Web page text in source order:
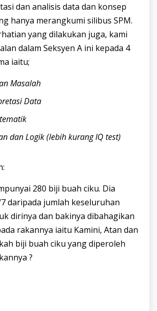
dan analisis data dan konsep
hanya merangkumi silibus SPM.
yang dilakukan juga, kami
dalam Seksyen A ini kepada 4
iaitu;
Masalah
Data
dan Logik (lebih kurang IQ test)
280 biji buah ciku. Dia
daripada jumlah keseluruhan
dirinya dan bakinya dibahagikan
rakannya iaitu Kamini, Atan dan
biji buah ciku yang diperoleh
?